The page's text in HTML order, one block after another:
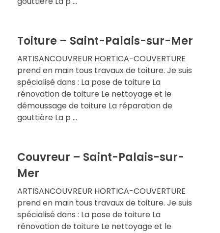
Toiture – Saint-Palais-sur-Mer
ARTISANCOUVREUR HORTICA-COUVERTURE
prend en main tous travaux de toiture. Je suis
spécialisé dans : La pose de toiture La
rénovation de toiture Le nettoyage et le
démoussage de toiture La réparation de
gouttière La p ...
Couvreur – Saint-Palais-sur-
Mer
ARTISANCOUVREUR HORTICA-COUVERTURE
prend en main tous travaux de toiture. Je suis
spécialisé dans : La pose de toiture La
rénovation de toiture Le nettoyage et le